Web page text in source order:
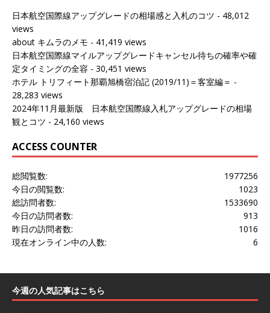
日本航空国際線アップグレードの相場感と入札のコツ - 48,012
views
about キムラのメモ - 41,419 views
日本航空国際線マイルアップグレードキャンセル待ちの確率や確
定タイミングの全容 - 30,451 views
ホテル トリフィート那覇旭橋宿泊記 (2019/11)＝客室編＝ -
28,283 views
2024年11月最新版 日本航空国際線入札アップグレードの相場
観とコツ - 24,160 views
ACCESS COUNTER
1977256
総閲覧数:
1023
今日の閲覧数:
1533690
総訪問者数:
913
今日の訪問者数:
1016
昨日の訪問者数:
6
現在オンライン中の人数:
今週の人気記事はこちら